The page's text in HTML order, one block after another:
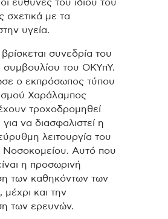
οι ευθύνες του ίδιου του
σχετικά με τα
υγεία.
συνεδρία του
συμβουλίου του ΟΚΥπΥ.
ο εκπρόσωπος τύπου
Χαράλαμπος
τροχοδρομηθεί
να διασφαλιστεί η
λειτουργία του
Νοσοκομείου. Αυτό που
η προσωρινή
των καθηκόντων των
μέχρι και την
των ερευνών.